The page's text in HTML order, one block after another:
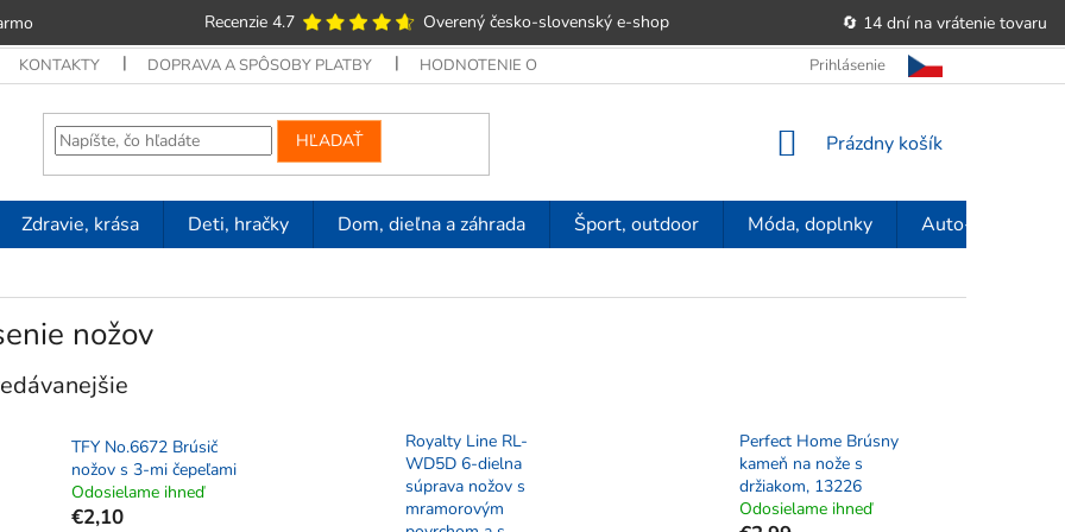
Recenzie 4.7 Overený česko-slovenský e‑shop 🔄 14 dní na vrátenie tovaru
KONTAKTY DOPRAVA A SPÔSOBY PLATBY HODNOTENIE OBCHODU OBCHODNÉ PODMIENKY POUČENIE O PRÁVE
Prihlásenie
HĽADAŤ
NÁKUPNÝ
Prázdny košík
Zdravie, krása Deti, hračky Dom, dieľna a záhrada Šport, outdoor Móda, doplnky Auto-moto
nožov
TFY No.6672 Brúsič
nožov s 3-mi čepeľami
Odosielame ihneď
€2,10
Royalty Line RL-
WD5D 6-dielna
súprava nožov s
mramorovým
Perfect Home Brúsny
kameň na nože s
držiakom, 13226
Odosielame ihneď